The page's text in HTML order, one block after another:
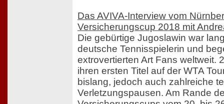
Das AVIVA-Interview vom
Versicherungscup 2018 mit
Die gebürtige Jugoslawin war
deutsche Tennisspielerin und
extrovertierten Art Fans weltweit.
ihren ersten Titel auf der WTA
bislang, jedoch auch zahlreiche
Verletzungspausen. Am Rande